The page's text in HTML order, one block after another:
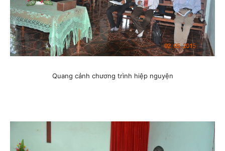
Quang cảnh chương trình hiệp nguyện